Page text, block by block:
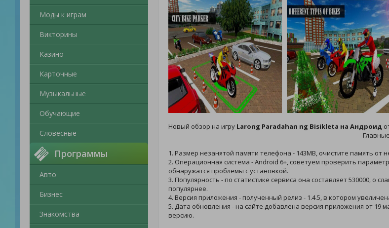
Моды к играм
Викторины
Казино
Карточные
Музыкальные
Обучающие
Словесные
Программы
Авто
Бизнес
Знакомства
Новый обзор на игру Larong Paradahan ng Bisikleta на Андроид
1. Размер незанятой памяти телефона - 143MB, очистите память
2. Операционная система - Android 6+, советуем проверить
обнаружатся проблемы с установкой.
3. Популярность - по статистике сервиса она составляет 530000, о
популярнее.
4. Версия приложения - полученный релиз - 1.4.5, в котором
5. Дата обновления - на сайте добавлена версия приложения от 19
версию.